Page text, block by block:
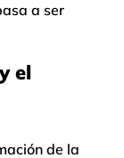
a ser
el
de la